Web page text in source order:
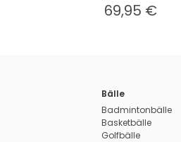
69,95 €
Bälle
Badmintonbälle
Basketbälle
Golfbälle